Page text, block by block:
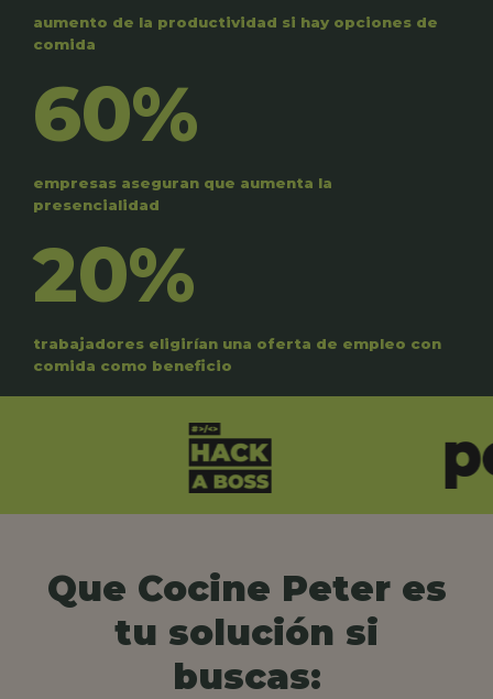
aumento de la productividad si hay opciones de
comida
60%
empresas aseguran que aumenta la
presencialidad
20%
trabajadores eligirían una oferta de empleo con
comida como beneficio
Que Cocine Peter es
tu solución si
buscas: